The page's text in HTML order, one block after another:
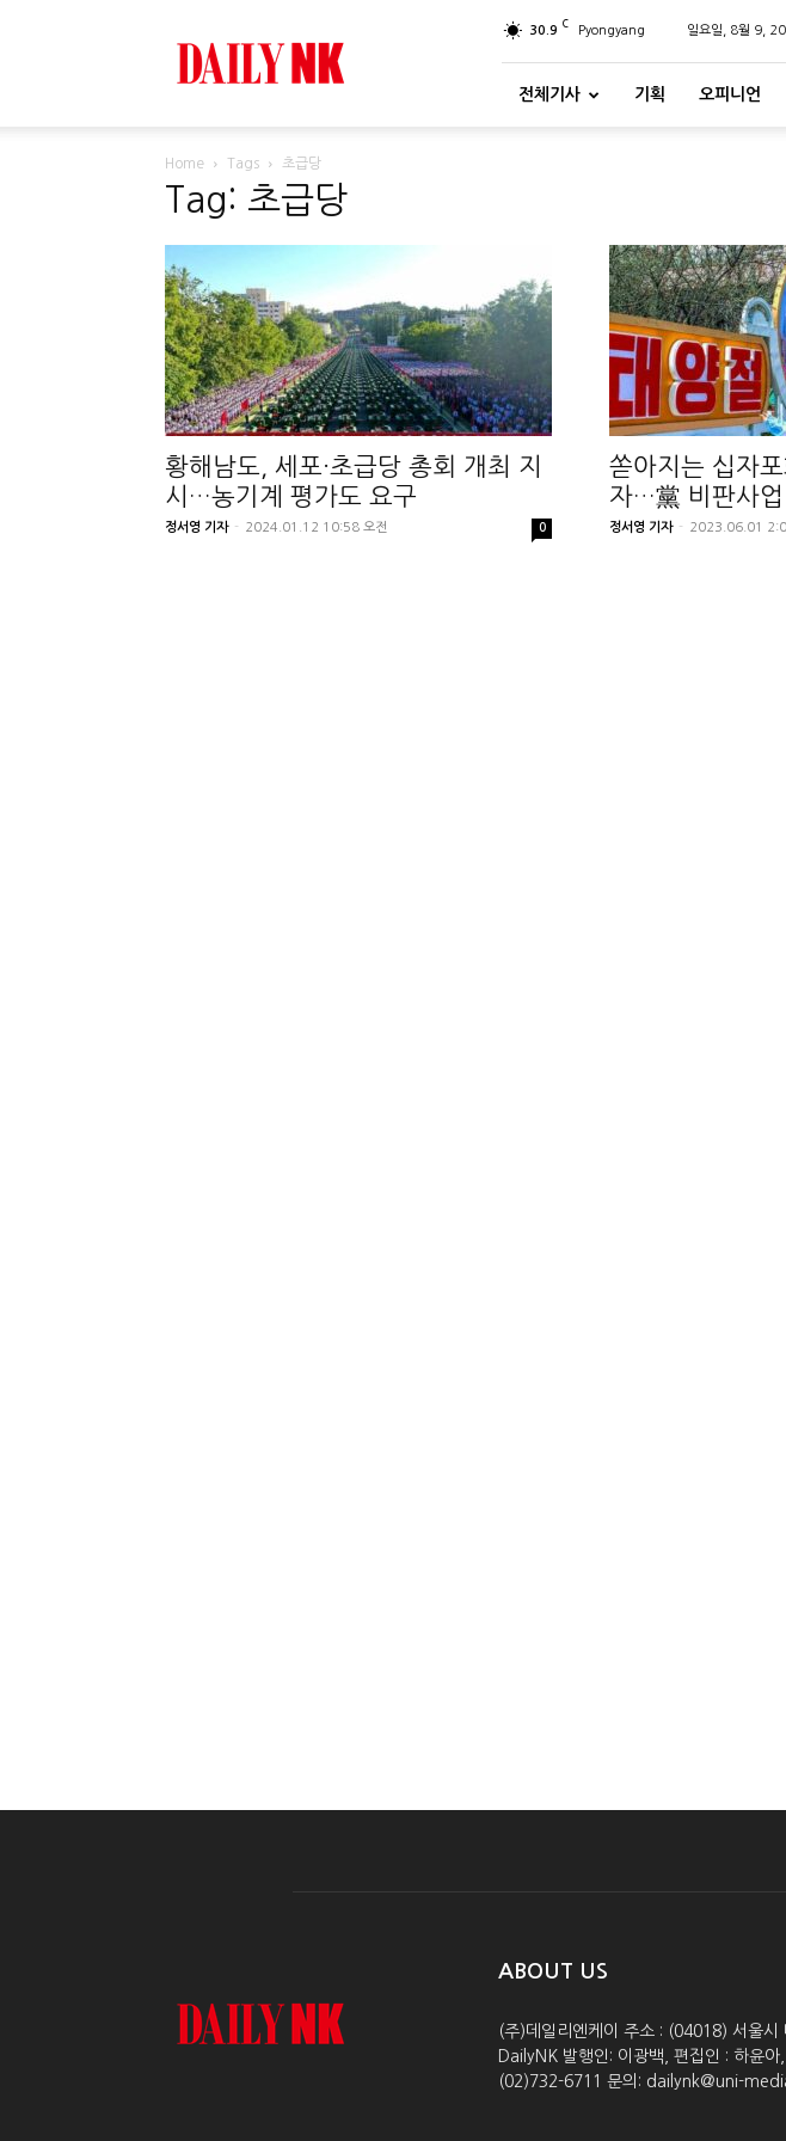
30.9 C Pyongyang 일요일, 8월 9,
전체기사 기획 오피니언
Home Tags 초급당
Tag: 초급당
황해남도, 세포·초급당 총회 개최 지
시…농기계 평가도 요구
정서영 기자 - 2024.01.12 10:58 오전 0
쏟아지는 십자
자…黨 비판사업
정서영 기자 - 2023.06.01
ABOUT US
(주)데일리엔케이 주소 : (04018) 서울
DailyNK 발행인: 이광백, 편집인 : 하윤
(02)732-6711 문의: dailynk@uni-